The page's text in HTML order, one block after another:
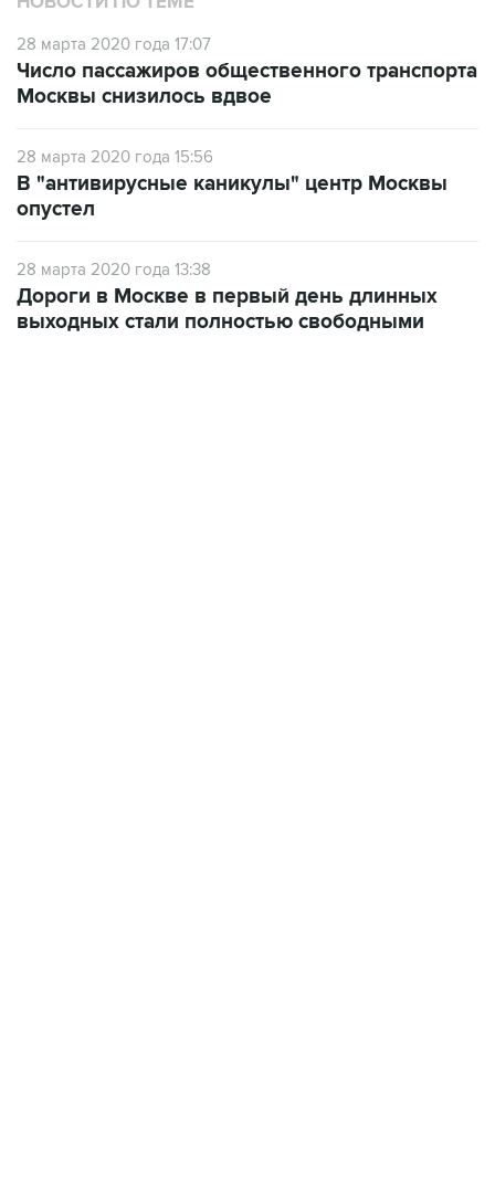
28 марта 2020 года 17:07
Число пассажиров общественного транспорта
Москвы снизилось вдвое
28 марта 2020 года 15:56
В "антивирусные каникулы" центр Москвы
опустел
28 марта 2020 года 13:38
Дороги в Москве в первый день длинных
выходных стали полностью свободными